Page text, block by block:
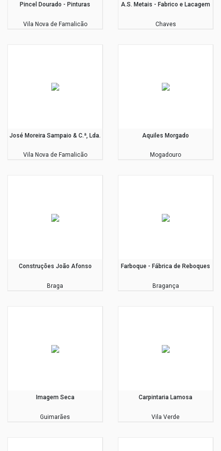
Pincel Dourado - Pinturas
Vila Nova de Famalicão
A.S. Metais - Fabrico e Lacagem
Chaves
José Moreira Sampaio & C.ª, Lda.
Vila Nova de Famalicão
Aquiles Morgado
Mogadouro
Construções João Afonso
Braga
Farboque - Fábrica de Reboques
Bragança
Imagem Seca
Guimarães
Carpintaria Lamosa
Vila Verde